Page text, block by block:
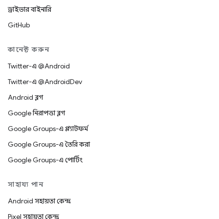
ড্রাইভার বাইনারি
GitHub
কানেক্ট করুন
Twitter-এ @Android
Twitter-এ @AndroidDev
Android ব্লগ
Google নিরাপত্তা ব্লগ
Google Groups-এ প্ল্যাটফর্ম
Google Groups-এ তৈরি করা
Google Groups-এ পোর্টিং
সাহায্য পান
Android সহায়তা কেন্দ্র
Pixel সহায়তা কেন্দ্র